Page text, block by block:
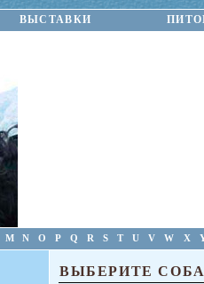
ВЫСТАВКИ
M N O P Q R S T U V W X
ВЫБЕРИТЕ